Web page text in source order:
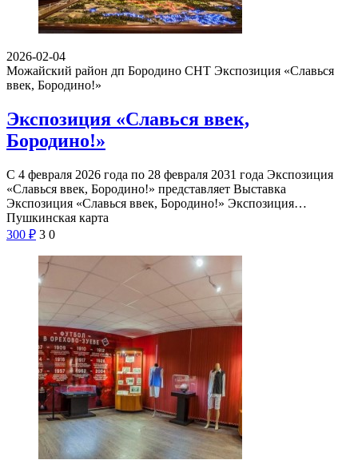
2026-02-04
Можайский район дп Бородино СНТ Экспозиция «Славься
ввек, Бородино!»
Экспозиция «Славься ввек,
Бородино!»
С 4 февраля 2026 года по 28 февраля 2031 года Экспозиция
«Славься ввек, Бородино!» представляет Выставка
Экспозиция «Славься ввек, Бородино!» Экспозиция…
Пушкинская карта
300 ₽ 3 0